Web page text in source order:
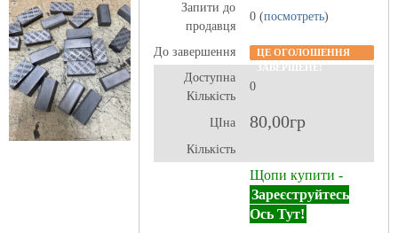
Запити до
продавця
0 (посмотреть)
До завершення
ЦЕ ОГОЛОШЕННЯ
ЗАВЕРШЕНЕ!
Доступна
Кількість
0
ЦІна 80,00гр
Кількість
Щопи купити -
Зареєструйтесь
Ось Тут!